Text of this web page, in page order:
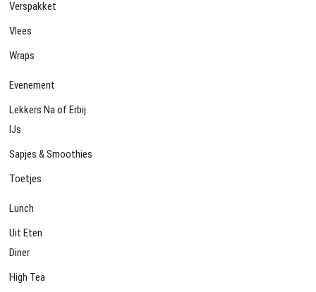
Verspakket
Vlees
Wraps
Evenement
Lekkers Na of Erbij
IJs
Sapjes & Smoothies
Toetjes
Lunch
Uit Eten
Diner
High Tea